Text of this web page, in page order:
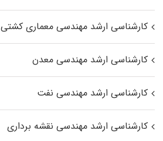
کارشناسی ارشد مهندسی معماری کشتی
کارشناسی ارشد مهندسی معدن
کارشناسی ارشد مهندسی نفت
کارشناسی ارشد مهندسی نقشه برداری